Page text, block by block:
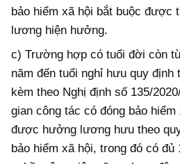
bảo hiểm xã hội bắt buộc được
lương hiện hưởng.
c) Trường hợp có tuổi đời còn
năm đến tuổi nghỉ hưu quy định
kèm theo Nghị định số 135/
gian công tác có đóng bảo
được hưởng lương hưu theo
bảo hiểm xã hội, trong đó có đủ